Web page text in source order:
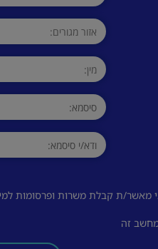
מאשר/ת קבלת משרות ופרסומות
זה